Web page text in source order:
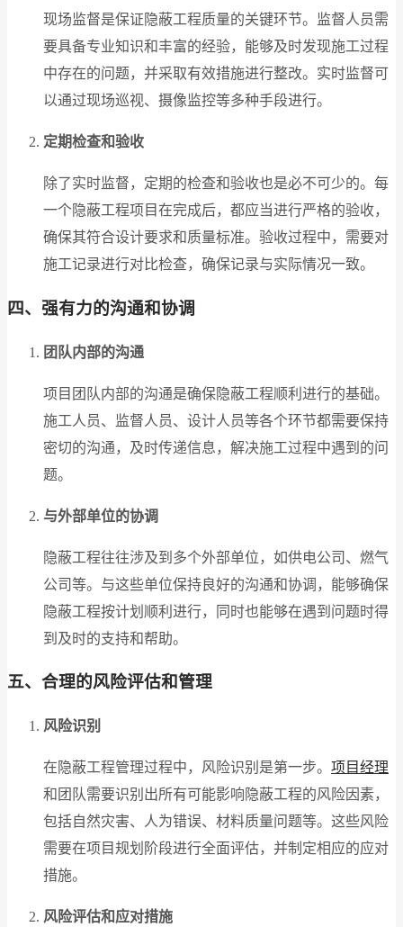
现场监督是保证隐蔽工程质量的关键环节。监督人员需
要具备专业知识和丰富的经验，能够及时发现施工过程
中存在的问题，并采取有效措施进行整改。实时监督可
以通过现场巡视、摄像监控等多种手段进行。
定期检查和验收
除了实时监督，定期的检查和验收也是必不可少的。每
一个隐蔽工程项目在完成后，都应当进行严格的验收，
确保其符合设计要求和质量标准。验收过程中，需要对
施工记录进行对比检查，确保记录与实际情况一致。
四、强有力的沟通和协调
团队内部的沟通
项目团队内部的沟通是确保隐蔽工程顺利进行的基础。
施工人员、监督人员、设计人员等各个环节都需要保持
密切的沟通，及时传递信息，解决施工过程中遇到的问
题。
与外部单位的协调
隐蔽工程往往涉及到多个外部单位，如供电公司、燃气
公司等。与这些单位保持良好的沟通和协调，能够确保
隐蔽工程按计划顺利进行，同时也能够在遇到问题时得
到及时的支持和帮助。
五、合理的风险评估和管理
风险识别
在隐蔽工程管理过程中，风险识别是第一步。 项目经理
和团队需要识别出所有可能影响隐蔽工程的风险因素，
包括自然灾害、人为错误、材料质量问题等。这些风险
需要在项目规划阶段进行全面评估，并制定相应的应对
措施。
风险评估和应对措施